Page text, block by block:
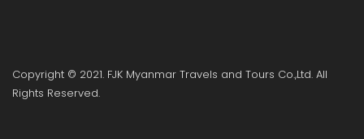
Copyright © 2021. FJK Myanmar Travels and Tours Co.,Ltd. All
Rights Reserved.